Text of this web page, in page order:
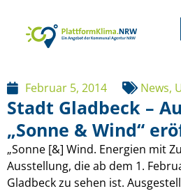
Februar 5, 2014 News,
Stadt Gladbeck –
„Sonne & Wind“
„Sonne [&] Wind. Energien mit
Ausstellung, die ab dem 1.
Gladbeck zu sehen ist.